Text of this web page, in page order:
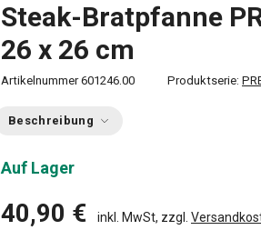
Steak-Bratpfanne
26 x 26 cm
Artikelnummer 601246.00 Produktserie:
Beschreibung
Auf Lager
40,90 € inkl. MwSt, zzgl.